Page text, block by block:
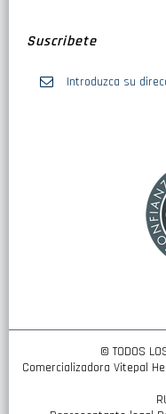
Suscribete
© TODOS
Comercializadora Vitepal